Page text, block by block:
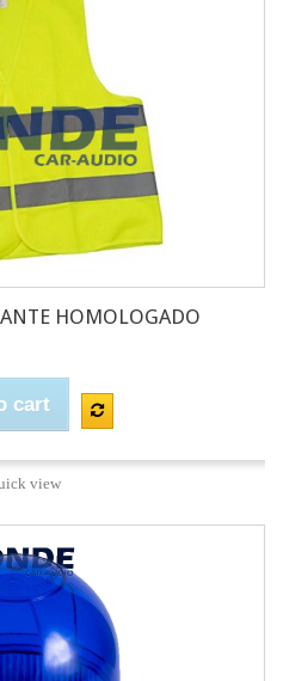
HOMOLOGADO
cart
view